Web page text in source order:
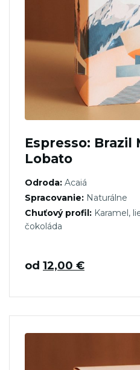
Espresso: Brazil
Lobato
Odroda: Acaiá
Spracovanie: Naturálne
Chuťový profil: Karamel,
čokoláda
od 12,00 €